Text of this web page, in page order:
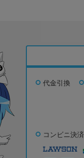
代金引換
コンビニ決済